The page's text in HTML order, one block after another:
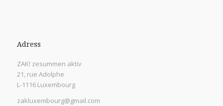
Adress
ZAK! zesummen aktiv
21, rue Adolphe
L-1116 Luxembourg
zakluxembourg@gmail.com